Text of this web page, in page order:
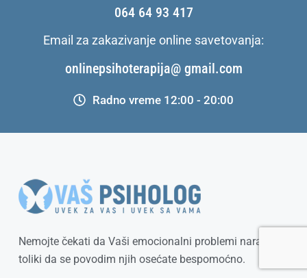
064 64 93 417
Email za zakazivanje online savetovanja:
onlinepsihoterapija@ gmail.com
Radno vreme 12:00 - 20:00
Nemojte čekati da Vaši emocionalni problemi narastu
toliki da se povodim njih osećate bespomoćno.